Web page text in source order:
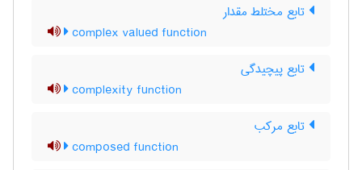
تابع مختلط مقدار
complex valued function
تابع پیچیدگی
complexity function
تابع مرکب
composed function